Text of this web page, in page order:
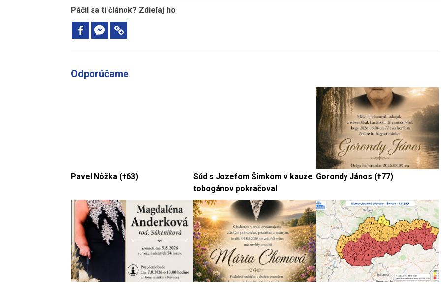
Páčil sa ti článok? Zdieľaj ho
Odporúčame
Pavel Nôžka (†63)
Súd s Jozefom Šimkom v kauze
tobogánov pokračoval
Gorondy János (†77)